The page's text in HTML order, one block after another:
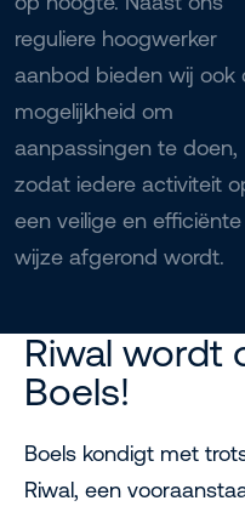
reguliere hoogwerker
aanbod bieden wij ook
mogelijkheid om
aanpassingen te doen,
zodat iedere activiteit
een veilige en efficiënte
wijze afgerond wordt.
Riwal wordt
Boels!
Boels kondigt met
Riwal, een